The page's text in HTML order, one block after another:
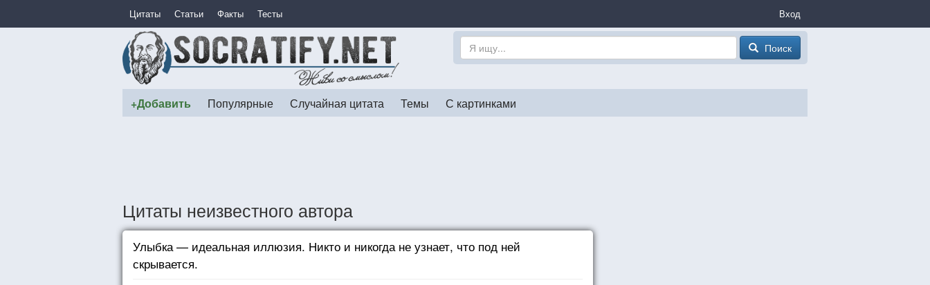
Цитаты Статьи Факты Тесты Вход
Поиск
+Добавить Популярные Случайная цитата Темы С картинками
Цитаты неизвестного автора
Улыбка — идеальная иллюзия. Никто и никогда не узнает, что под ней
скрывается.